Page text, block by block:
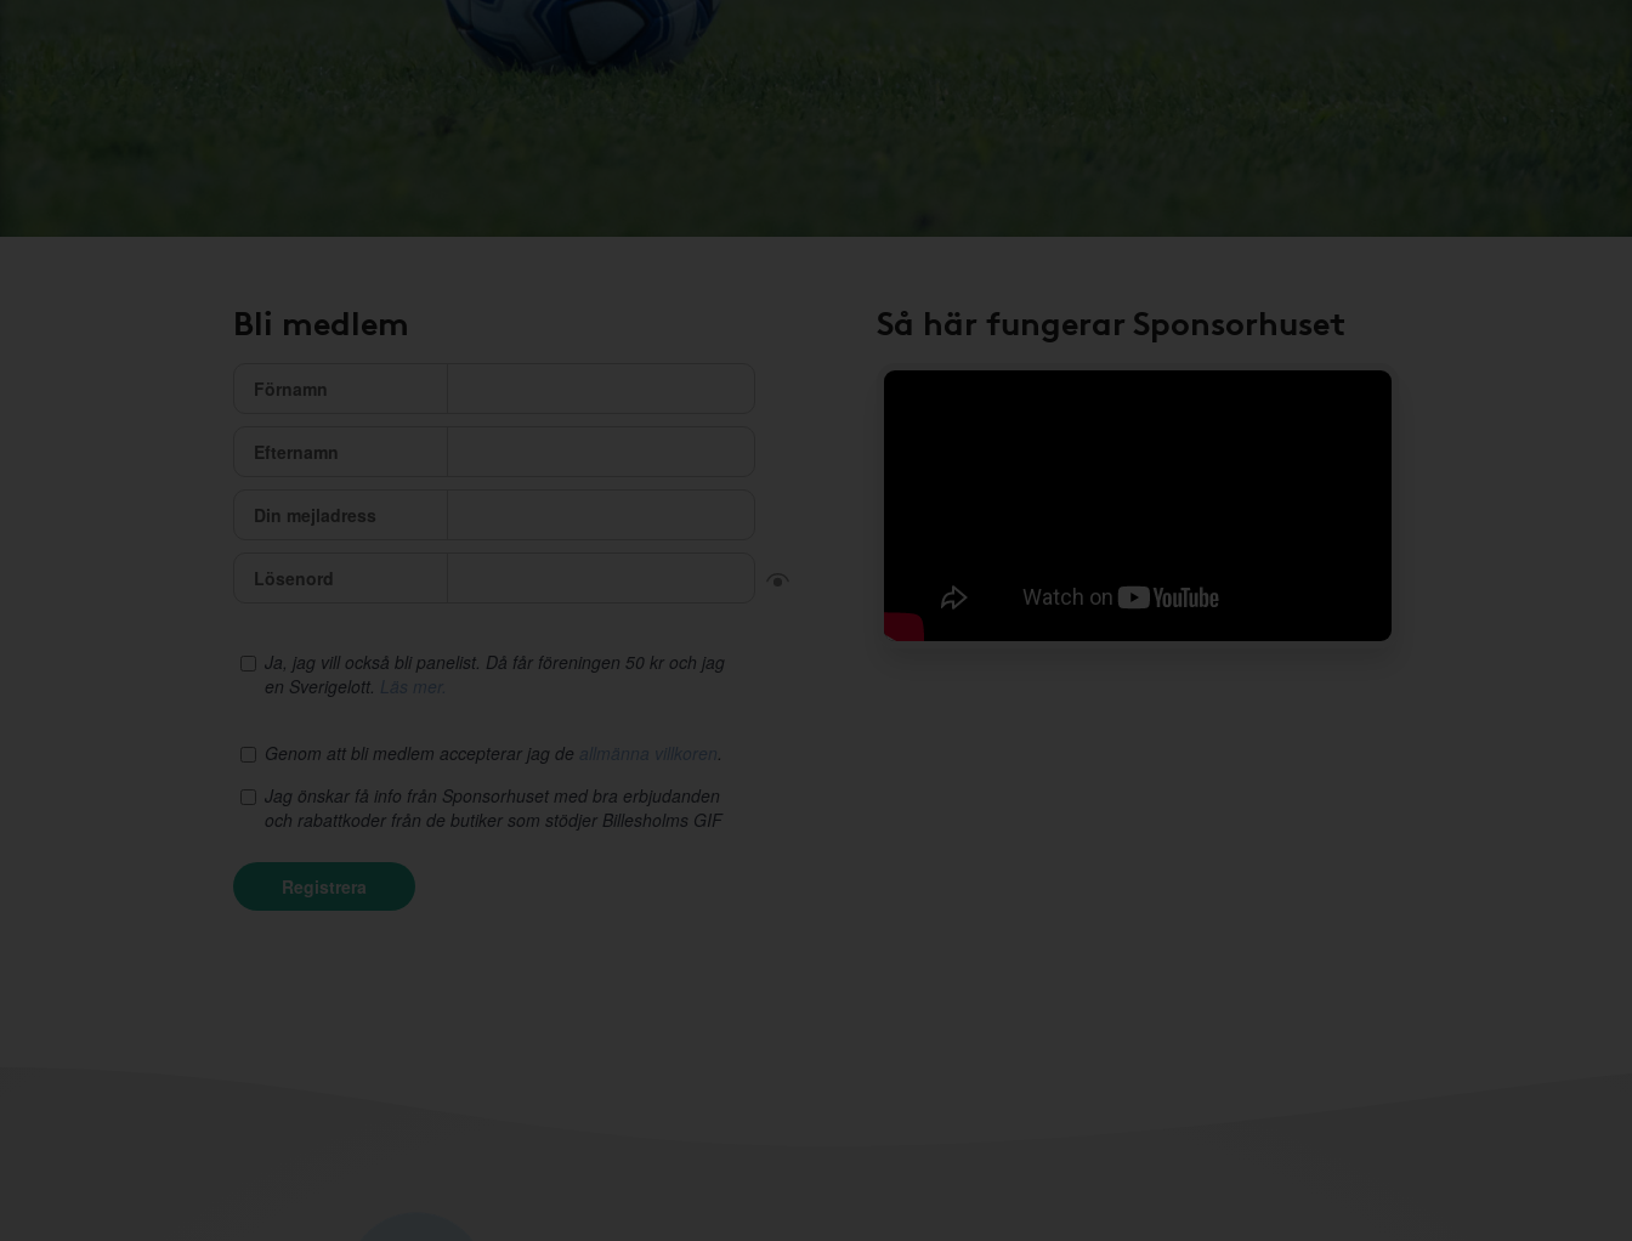
Bli medlem
Förnamn
Efternamn
Din mejladress
Lösenord
Ja, jag vill också bli panelist. Då får föreningen 50 kr och jag
en Sverigelott. Läs mer.
Genom att bli medlem accepterar jag de allmänna villkoren.
Jag önskar få info från Sponsorhuset med bra erbjudanden
och rabattkoder från de butiker som stödjer Billesholms GIF
Registrera
Så här fungerar Sponsorhuset